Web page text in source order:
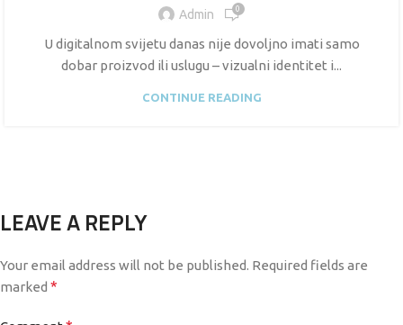
Admin 0
U digitalnom svijetu danas nije dovoljno imati samo
dobar proizvod ili uslugu – vizualni identitet i...
CONTINUE READING
LEAVE A REPLY
Your email address will not be published. Required fields are
marked *